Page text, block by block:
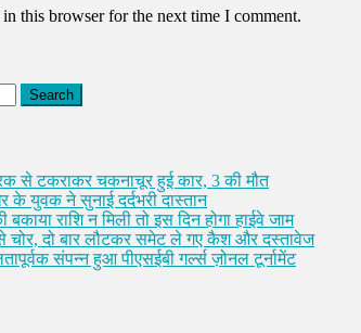
this browser for the next time I comment.
से टकराकर चकनाचूर हुई कार, 3 की मौत
के युवक ने सुनाई दर्दभरी दास्तान
राशि न मिली तो इस दिन होगा हाईवे जाम
चोर, दो बार लौटकर समेट ले गए कैश और दस्तावेज
संपन्न हुआ पीएसईबी गर्ल्स ज़ोनल टूर्नामेंट